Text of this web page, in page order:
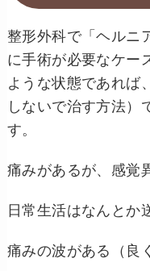
整形外科で「ヘルニ
に手術が必要なケー
ような状態であれば
しないで治す方法）
す。
痛みがあるが、感覚
日常生活はなんとか
痛みの波がある（良